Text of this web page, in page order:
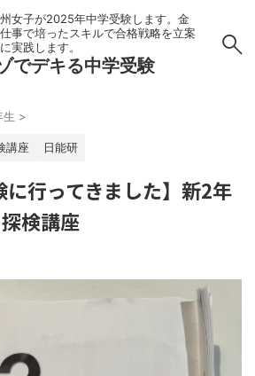
女子が2025年中学受験します。金
事で培ったスキルで合格戦略を立案
実践します。
でデキる中学受験
生 >
講座 日能研
に行ってきました】新2年
検講座